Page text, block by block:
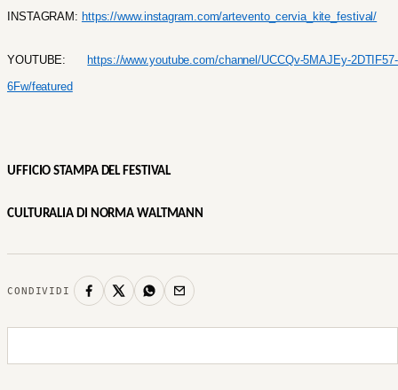
INSTAGRAM: https://www.instagram.com/artevento_cervia_kite_festival/
YOUTUBE:
https://www.youtube.com/channel/UCCQv-5MAJEy-2DTIF57-
6Fw/featured
UFFICIO STAMPA DEL FESTIVAL
CULTURALIA DI NORMA WALTMANN
CONDIVIDI